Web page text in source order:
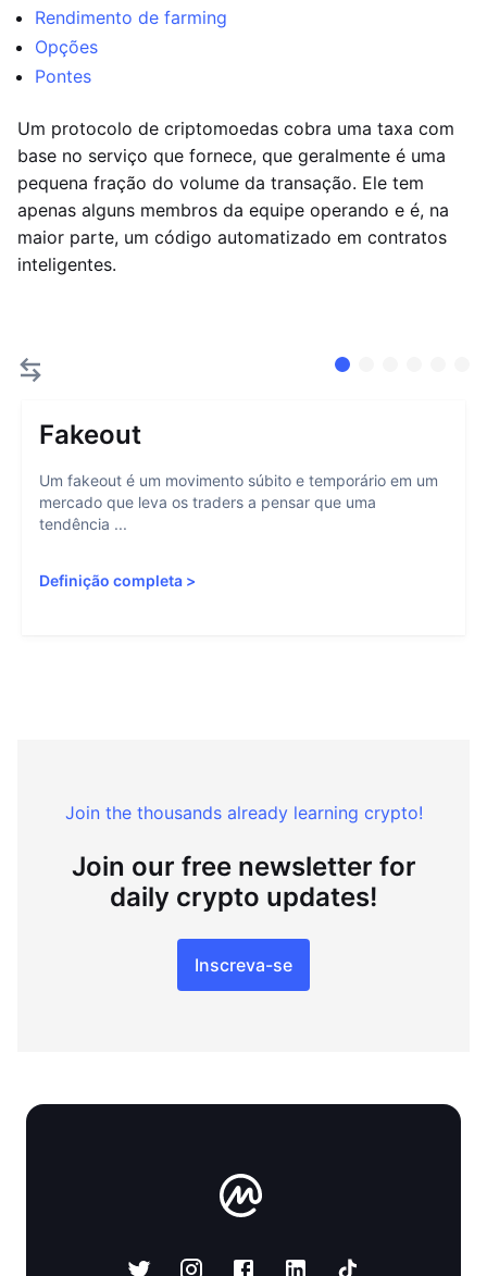
Rendimento de farming
Opções
Pontes
Um protocolo de criptomoedas cobra uma taxa com
base no serviço que fornece, que geralmente é uma
pequena fração do volume da transação. Ele tem
apenas alguns membros da equipe operando e é, na
maior parte, um código automatizado em contratos
inteligentes.
Fakeout
Um fakeout é um movimento súbito e temporário em um
mercado que leva os traders a pensar que uma
tendência ...
Definição completa >
Join the thousands already learning crypto!
Join our free newsletter for
daily crypto updates!
Inscreva-se